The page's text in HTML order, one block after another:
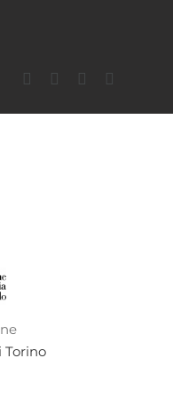
Facebook
TwitterYouTube
Torino